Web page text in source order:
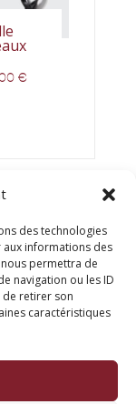
des technologies
informations des
permettra de
navigation ou les ID
de retirer son
caractéristiques
€